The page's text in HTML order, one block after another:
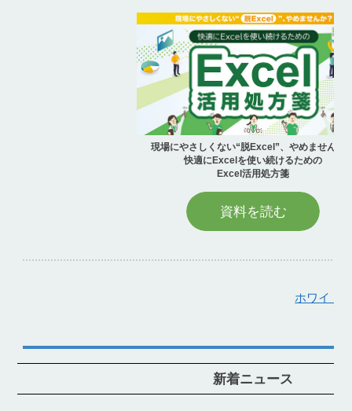
現場にやさしくない“脱Excel”、やめませんか
快適にExcelを使い続けるための
Excel活用処方箋
資料を読む
ホワイト
新着ニュース